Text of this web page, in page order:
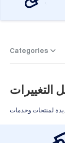
الأدوات
中
Deutsch
Categories
التغييرات